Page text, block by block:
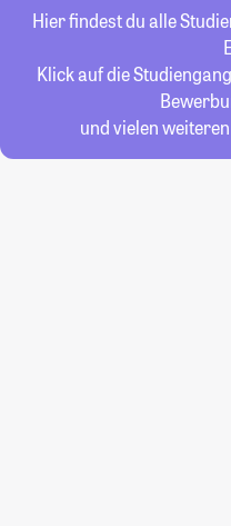
Hier findest du alle
Klick auf die
und vielen